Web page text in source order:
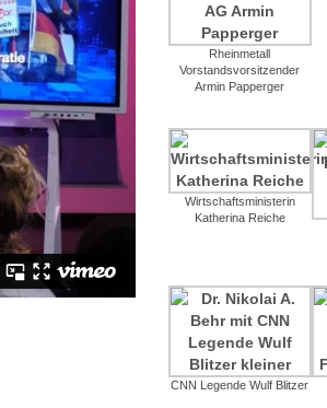
Rheinmetall
Vorstandsvorsitzender
Armin Papperger
Wirtschaftsministerin
Katherina Reiche
CNN Legende Wulf Blitzer